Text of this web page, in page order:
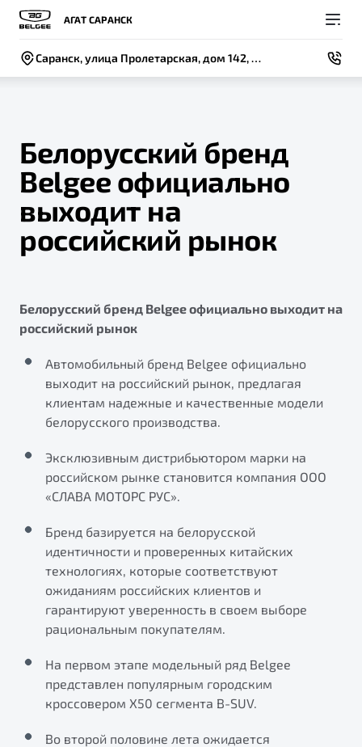
АГАТ САРАНСК
Саранск, улица Пролетарская, дом 142, строение 1
Модели
Новый
X50+
Яркий кроссовер
от 2 219 990 ₽*
Обзор В наличии
S50
Элегантный и практичный седан
от 1 699 990 ₽*
Покупателям
ВЫБОР И ПОКУПКА
Автомобили в наличии
Записаться на тест-драйв
Автокредит
Трейд-ин
Узнайте о специальных выгодах при покупке
Владельцам
СЕРВИС
Записаться на сервис
Калькулятор ТО
ПОДДЕРЖКА
Гарантия Belgee
Belgee Плюс
Реферальная программа
Клиентская поддержка
О компании
СОБЫТИЯ
Новости
BELGEE В РОССИИ
О бренде
О дилерском центре
Правовая информация
Белорусский бренд
Belgee официально
выходит на
российский рынок
Белорусский бренд Belgee официально выходит на
российский рынок
Автомобильный бренд Belgee официально
выходит на российский рынок, предлагая
клиентам надежные и качественные модели
белорусского производства.
Эксклюзивным дистрибьютором марки на
российском рынке становится компания ООО
«СЛАВА МОТОРС РУС».
Бренд базируется на белорусской
идентичности и проверенных китайских
технологиях, которые соответствуют
ожиданиям российских клиентов и
гарантируют уверенность в своем выборе
рациональным покупателям.
На первом этапе модельный ряд Belgee
представлен популярным городским
кроссовером Х50 сегмента B-SUV.
Во второй половине лета ожидается